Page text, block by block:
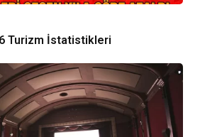
Turizm İstatistikleri